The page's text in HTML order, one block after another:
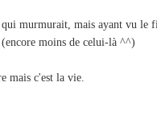
murmurait, mais ayant vu le
(encore moins de celui-là ^^)
mais c'est la vie.